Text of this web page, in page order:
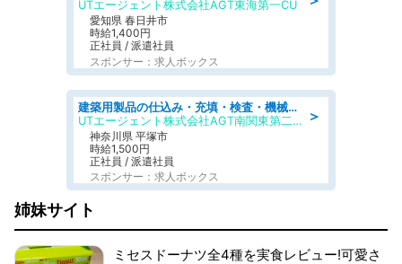
UTエージェント株式会社AGT東海第一CU
愛知県 春日井市
時給1,400円
正社員 / 派遣社員
スポンサー：求人ボックス
＞
建築用製品の仕込み・充填・検査・機械操作/寮完備/日払い/工場・製造
UTエージェント株式会社AGT南関東第二CU
神奈川県 平塚市
時給1,500円
正社員 / 派遣社員
スポンサー：求人ボックス
姉妹サイト
ミセスドーナツ全4種を実食レビュー!可愛さ